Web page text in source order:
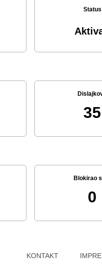
Status
35
Blokirao
0
KONTAKT